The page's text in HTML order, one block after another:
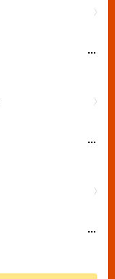
...
...
...